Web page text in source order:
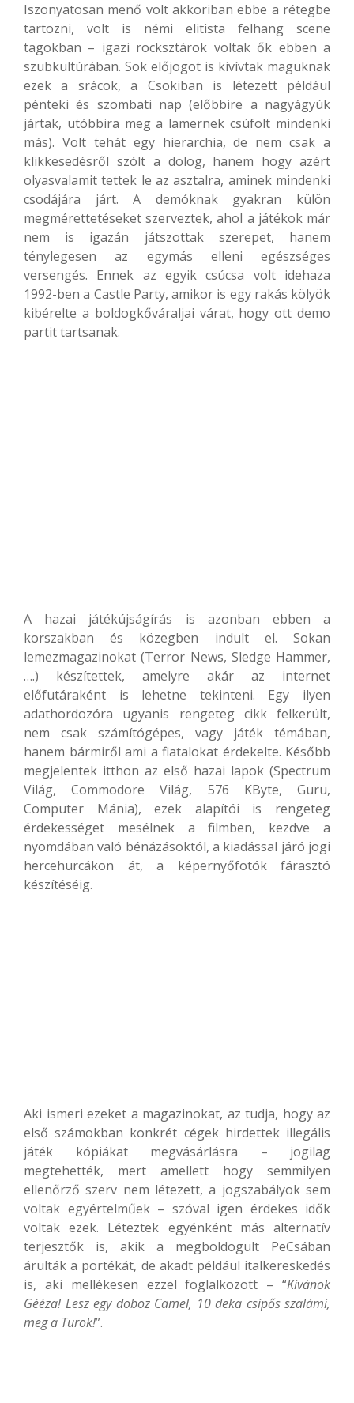
Iszonyatosan menő volt akkoriban ebbe a rétegbe
tartozni, volt is némi elitista felhang scene
tagokban – igazi rocksztárok voltak ők ebben a
szubkultúrában. Sok előjogot is kivívtak maguknak
ezek a srácok, a Csokiban is létezett például
pénteki és szombati nap (előbbire a nagyágyúk
jártak, utóbbira meg a lamernek csúfolt mindenki
más). Volt tehát egy hierarchia, de nem csak a
klikkesedésről szólt a dolog, hanem hogy azért
olyasvalamit tettek le az asztalra, aminek mindenki
csodájára járt. A demóknak gyakran külön
megmérettetéseket szerveztek, ahol a játékok már
nem is igazán játszottak szerepet, hanem
ténylegesen az egymás elleni egészséges
versengés. Ennek az egyik csúcsa volt idehaza
1992-ben a Castle Party, amikor is egy rakás kölyök
kibérelte a boldogkőváraljai várat, hogy ott demo
partit tartsanak.
A hazai játékújságírás is azonban ebben a
korszakban és közegben indult el. Sokan
lemezmagazinokat (Terror News, Sledge Hammer,
….) készítettek, amelyre akár az internet
előfutáraként is lehetne tekinteni. Egy ilyen
adathordozóra ugyanis rengeteg cikk felkerült,
nem csak számítógépes, vagy játék témában,
hanem bármiről ami a fiatalokat érdekelte. Később
megjelentek itthon az első hazai lapok (Spectrum
Világ, Commodore Világ, 576 KByte, Guru,
Computer Mánia), ezek alapítói is rengeteg
érdekességet mesélnek a filmben, kezdve a
nyomdában való bénázásoktól, a kiadással járó jogi
hercehurcákon át, a képernyőfotók fárasztó
készítéséig.
Aki ismeri ezeket a magazinokat, az tudja, hogy az
első számokban konkrét cégek hirdettek illegális
játék kópiákat megvásárlásra – jogilag
megtehették, mert amellett hogy semmilyen
ellenőrző szerv nem létezett, a jogszabályok sem
voltak egyértelműek – szóval igen érdekes idők
voltak ezek. Léteztek egyénként más alternatív
terjesztők is, akik a megboldogult PeCsában
árulták a portékát, de akadt például italkereskedés
is, aki mellékesen ezzel foglalkozott – “Kívánok
Gééza! Lesz egy doboz Camel, 10 deka csípős szalámi,
meg a Turok!”.